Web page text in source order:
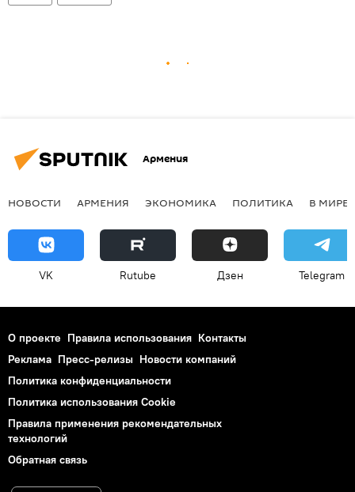
Армения
НОВОСТИ АРМЕНИЯ ЭКОНОМИКА ПОЛИТИКА В МИРЕ
VK Rutube Дзен Telegram
О проекте Правила использования Контакты
Реклама Пресс-релизы Новости компаний
Политика конфиденциальности
Политика использования Cookie
Правила применения рекомендательных
технологий
Обратная связь